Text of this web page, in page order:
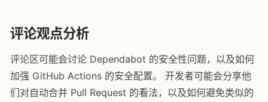
评论观点分析
评论区可能会讨论 Dependabot 的安全性问题，以及如何
加强 GitHub Actions 的安全配置。 开发者可能会分享他
们对自动合并 Pull Request 的看法，以及如何避免类似的